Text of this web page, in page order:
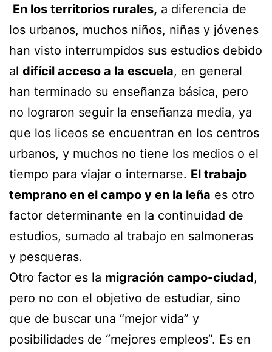
En los territorios rurales, a diferencia de
los urbanos, muchos niños, niñas y jóvenes
han visto interrumpidos sus estudios debido
al difícil acceso a la escuela, en general
han terminado su enseñanza básica, pero
no lograron seguir la enseñanza media, ya
que los liceos se encuentran en los centros
urbanos, y muchos no tiene los medios o el
tiempo para viajar o internarse. El trabajo
temprano en el campo y en la leña es otro
factor determinante en la continuidad de
estudios, sumado al trabajo en salmoneras
y pesqueras.
Otro factor es la migración campo-ciudad,
pero no con el objetivo de estudiar, sino
que de buscar una “mejor vida” y
posibilidades de “mejores empleos”. Es en